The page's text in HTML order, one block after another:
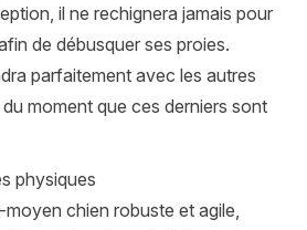
il ne rechignera jamais pour
de débusquer ses proies.
parfaitement avec les autres
moment que ces derniers sont
physiques
chien robuste et agile,